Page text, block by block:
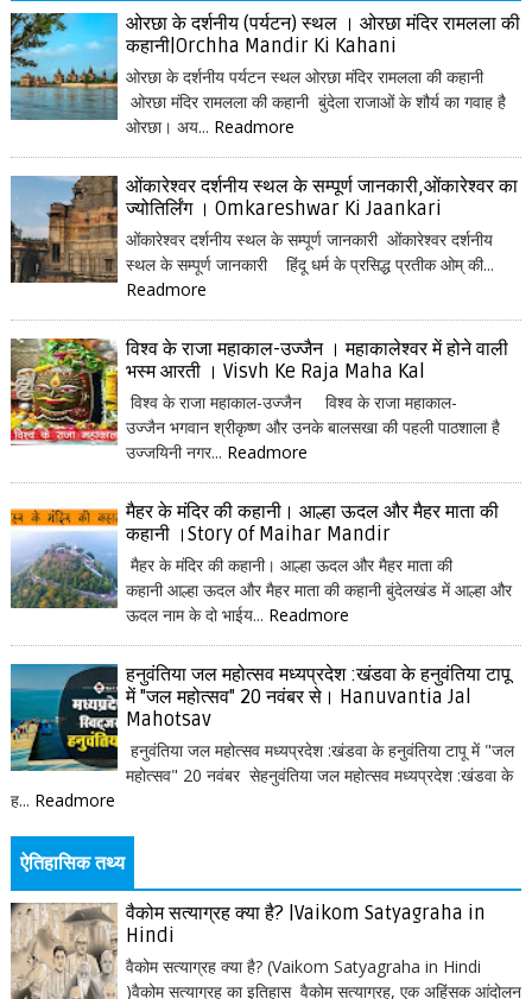
ओरछा के दर्शनीय (पर्यटन) स्थल । ओरछा मंदिर रामलला की
कहानी|Orchha Mandir Ki Kahani
ओरछा के दर्शनीय पर्यटन स्थल ओरछा मंदिर रामलला की कहानी
ओरछा मंदिर रामलला की कहानी बुंदेला राजाओं के शौर्य का गवाह है
ओरछा। अय... Readmore
ओंकारेश्वर दर्शनीय स्थल के सम्पूर्ण जानकारी,ओंकारेश्वर का
ज्योतिर्लिंग । Omkareshwar Ki Jaankari
ओंकारेश्वर दर्शनीय स्थल के सम्पूर्ण जानकारी ओंकारेश्वर दर्शनीय
स्थल के सम्पूर्ण जानकारी हिंदू धर्म के प्रसिद्ध प्रतीक ओम् की...
Readmore
विश्व के राजा महाकाल-उज्जैन । महाकालेश्वर में होने वाली
भस्म आरती । Visvh Ke Raja Maha Kal
विश्व के राजा महाकाल-उज्जैन विश्व के राजा महाकाल-
उज्जैन भगवान श्रीकृष्ण और उनके बालसखा की पहली पाठशाला है
उज्जयिनी नगर... Readmore
मैहर के मंदिर की कहानी। आल्हा ऊदल और मैहर माता की
कहानी ।Story of Maihar Mandir
मैहर के मंदिर की कहानी। आल्हा ऊदल और मैहर माता की
कहानी आल्हा ऊदल और मैहर माता की कहानी बुंदेलखंड में आल्हा और
ऊदल नाम के दो भाईय... Readmore
हनुवंतिया जल महोत्सव मध्यप्रदेश :खंडवा के हनुवंतिया टापू
में "जल महोत्सव" 20 नवंबर से। Hanuvantia Jal
Mahotsav
हनुवंतिया जल महोत्सव मध्यप्रदेश :खंडवा के हनुवंतिया टापू में "जल
महोत्सव" 20 नवंबर सेहनुवंतिया जल महोत्सव मध्यप्रदेश :खंडवा के
ह... Readmore
ऐतिहासिक तथ्य
वैकोम सत्याग्रह क्या है? |Vaikom Satyagraha in
Hindi
वैकोम सत्याग्रह क्या है? (Vaikom Satyagraha in Hindi
)वैकोम सत्याग्रह का इतिहास वैकोम सत्याग्रह, एक अहिंसक आंदोलन